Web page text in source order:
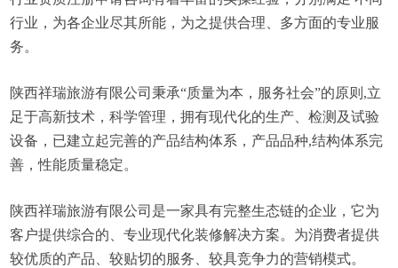
行业，为各企业尽其所能，为之提供合理、多方面的专业服
务。
陕西祥瑞旅游有限公司秉承“质量为本，服务社会”的原则,立
足于高新技术，科学管理，拥有现代化的生产、检测及试验
设备，已建立起完善的产品结构体系，产品品种,结构体系完
善，性能质量稳定。
陕西祥瑞旅游有限公司是一家具有完整生态链的企业，它为
客户提供综合的、专业现代化装修解决方案。为消费者提供
较优质的产品、较贴切的服务、较具竞争力的营销模式。